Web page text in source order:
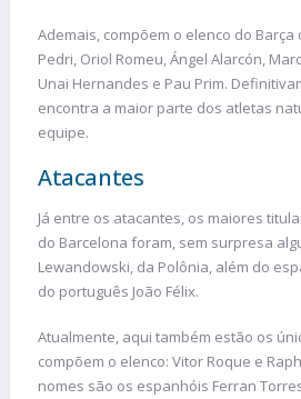
Ademais, compõem o elenco do
Pedri, Oriol Romeu, Ángel Alarcón,
Unai Hernandes e Pau Prim.
encontra a maior parte dos atletas
equipe.
Atacantes
Já entre os atacantes, os maiores
do Barcelona foram, sem surpresa
Lewandowski, da Polônia, além do
do português João Félix.
Atualmente, aqui também estão os
compõem o elenco: Vitor Roque e
nomes são os espanhóis Ferran